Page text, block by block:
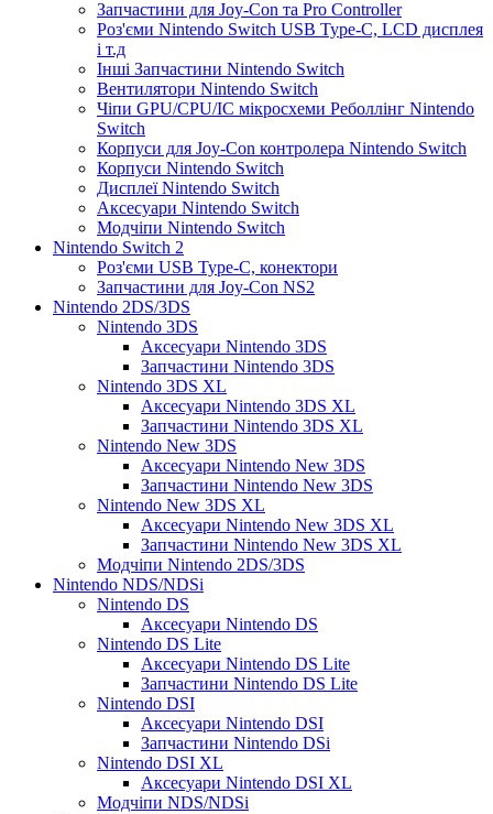
Запчастини для Joy-Con та Pro Controller
Роз'єми Nintendo Switch USB Type-C, LCD дисплея
і т.д
Інші Запчастини Nintendo Switch
Вентилятори Nintendo Switch
Чіпи GPU/CPU/IC мікросхеми Реболлінг Nintendo
Switch
Корпуси для Joy-Con контролера Nintendo Switch
Корпуси Nintendo Switch
Дисплеї Nintendo Switch
Аксесуари Nintendo Switch
Модчіпи Nintendo Switch
Nintendo Switch 2
Роз'єми USB Type-C, конектори
Запчастини для Joy-Con NS2
Nintendo 2DS/3DS
Nintendo 3DS
Аксесуари Nintendo 3DS
Запчастини Nintendo 3DS
Nintendo 3DS XL
Аксесуари Nintendo 3DS XL
Запчастини Nintendo 3DS XL
Nintendo New 3DS
Аксесуари Nintendo New 3DS
Запчастини Nintendo New 3DS
Nintendo New 3DS XL
Аксесуари Nintendo New 3DS XL
Запчастини Nintendo New 3DS XL
Модчіпи Nintendo 2DS/3DS
Nintendo NDS/NDSi
Nintendo DS
Аксесуари Nintendo DS
Nintendo DS Lite
Аксесуари Nintendo DS Lite
Запчастини Nintendo DS Lite
Nintendo DSI
Аксесуари Nintendo DSI
Запчастини Nintendo DSi
Nintendo DSI XL
Аксесуари Nintendo DSI XL
Модчіпи NDS/NDSi